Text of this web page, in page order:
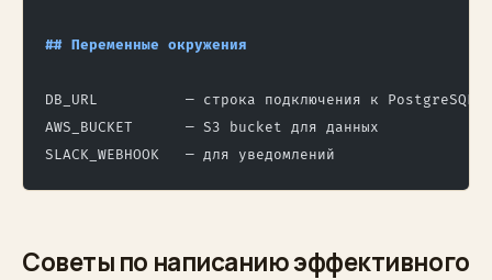
## Переменные окружения
DB_URL          — строка подключения к PostgreSQL
AWS_BUCKET      — S3 bucket для данных
SLACK_WEBHOOK   — для уведомлений
Советы по написанию эффективного